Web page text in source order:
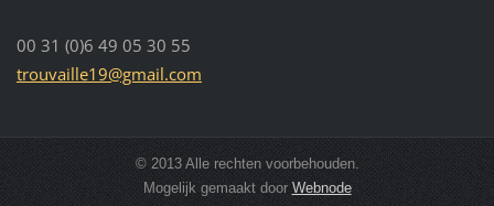
00 31 (0)6 49 05 30 55
trouvaille19@gmail.com
© 2013 Alle rechten voorbehouden.
Mogelijk gemaakt door Webnode